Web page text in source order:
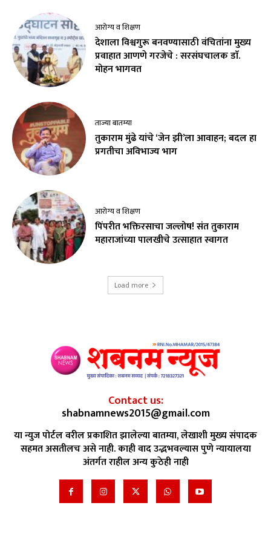
आरोग्य व शिक्षण
देशाला विश्वगुरू बनवण्यासाठी वंचितांना मुख्य
प्रवाहात आणणे गरजेचे : सरसंघचालक डाॅ.
मोहन भागवत
ताज्या बातम्या
तुकाराम मुंढे यांचे ‘जेन झी’ला आवाहन; बदल हा
प्रगतीचा अविभाज्य भाग
आरोग्य व शिक्षण
पिंपरीत भक्तिरसाचा जल्लोष! संत तुकाराम
महाराजांच्या पालखीचे उत्साहात स्वागत
Load more
Contact us:
shabnamnews2015@gmail.com
या न्युज पोर्टल वरील प्रकाशित झालेल्या बातम्या, लेखाशी मुख्य संपादक
सहमत असतीलच असे नाही. काही वाद उद्भभवल्यास पुणे न्यायालया
अंतर्गत राहील अन्य कुठेही नाही